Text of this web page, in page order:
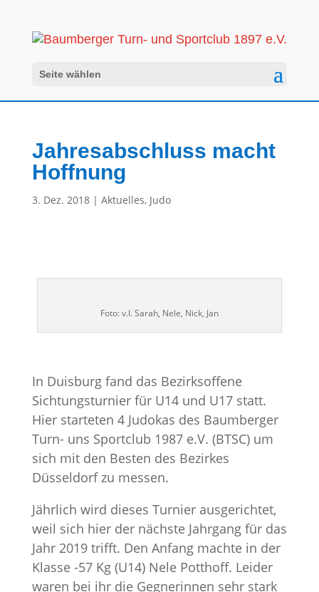
Seite wählen
Jahresabschluss macht
Hoffnung
3. Dez. 2018| Aktuelles, Judo
Foto: v.l. Sarah, Nele, Nick, Jan
In Duisburg fand das Bezirksoffene
Sichtungsturnier für U14 und U17 statt.
Hier starteten 4 Judokas des Baumberger
Turn- uns Sportclub 1987 e.V. (BTSC) um
sich mit den Besten des Bezirkes
Düsseldorf zu messen.
Jährlich wird dieses Turnier ausgerichtet,
weil sich hier der nächste Jahrgang für das
Jahr 2019 trifft. Den Anfang machte in der
Klasse -57 Kg (U14) Nele Potthoff. Leider
waren bei ihr die Gegnerinnen sehr stark